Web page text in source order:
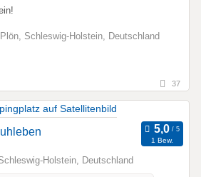
Schleswig-Holstein, Deutschland
37
1 Bew.
Holstein, Deutschland